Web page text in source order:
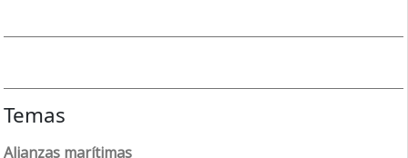
Temas
Alianzas marítimas